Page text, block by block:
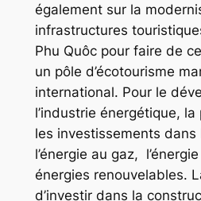
également sur la
infrastructures
Phu Quôc pour faire de
un pôle d’écotourisme
international. Pour le
l’industrie énergétique,
les investissements dans
l’énergie au gaz,
énergies renouvelables.
d’investir dans la